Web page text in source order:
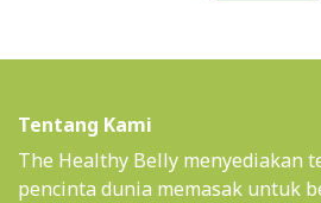
Tentang Kami
The Healthy Belly menyediakan
pencinta dunia memasak untuk